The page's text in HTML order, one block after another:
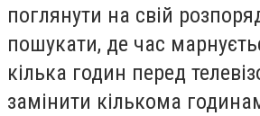
поглянути на свій
пошукати, де час
кілька годин перед
замінити кількома